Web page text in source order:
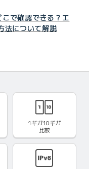
で確認できる？エ
法について解説
1ギガ10ギガ
比較